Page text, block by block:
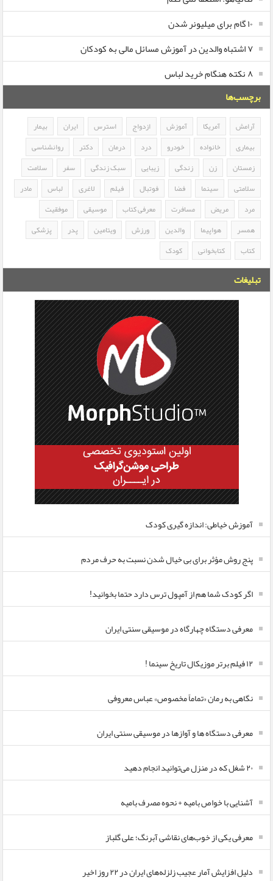
۱۰ گام برای میلیونر شدن
۷ اشتباه والدین در آموزش مسائل مالی به کودکان
۸ نکته هنگام خرید لباس
برچسب‌ها
آرامش آمریکا آموزش ازدواج استرس ایران
بیمار
بیماری
خانواده خودرو درد درمان دکتر
روانشناسی
زمستان
زن زندگی زیبایی سبک زندگی سفر
سلامت
سلامتی
سینما فضا فوتبال فیلم لاغری لباس
مادر
مرد
مریض مسافرت معرفی کتاب موسیقی
موفقیت
همسر
هواپیما والدین ورزش ویتامین پدر
پزشکی
کتاب
کتابخوانی کودک
تبلیغات
آموزش خیاطی: اندازه گیری کودک
پنج روش مؤثر برای بی خیال شدن نسبت به حرف مردم
اگر کودک شما هم از آمپول ترس دارد حتما بخوانید!
معرفی دستگاه چهارگاه در موسیقی سنتی ایران
۱۲ فیلم برتر موزیکال تاریخ سینما !
نگاهی به رمان «تماماً مخصوص» عباس معروفی
معرفی دستگاه ها و آوازها در موسیقی سنتی ایران
۲۰ شغل که در منزل می‌توانید انجام دهید
آشنایی با خواص بامیه + نحوه مصرف بامیه
معرفی یکی از خوب‌های نقاشی آبرنگ؛ علی گلباز
دلیل افزایش آمار عجیب زلزله‌های ایران در ۲۲ روز اخیر